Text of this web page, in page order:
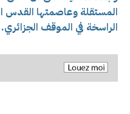
المستقلة وعاصمتها
الراسخة في الموقف الجزائري.